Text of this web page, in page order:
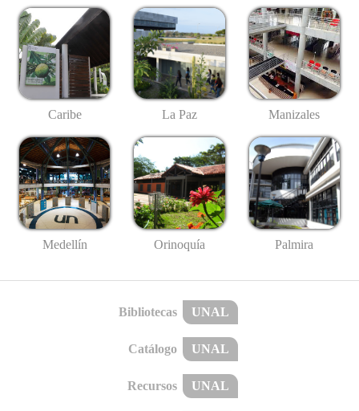
Caribe La Paz Manizales
Medellín Orinoquía Palmira
Bibliotecas UNAL
Catálogo UNAL
Recursos UNAL